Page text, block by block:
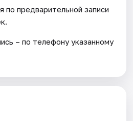
по предварительной записи
– по телефону указанному